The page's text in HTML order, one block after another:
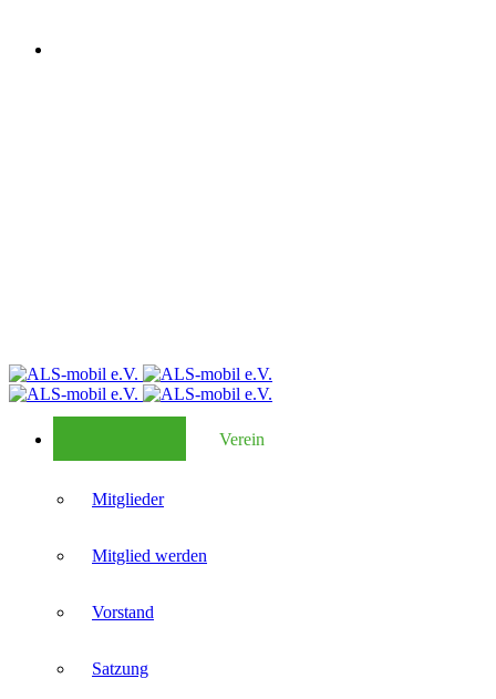
Verein
Mitglieder
Mitglied werden
Vorstand
Satzung